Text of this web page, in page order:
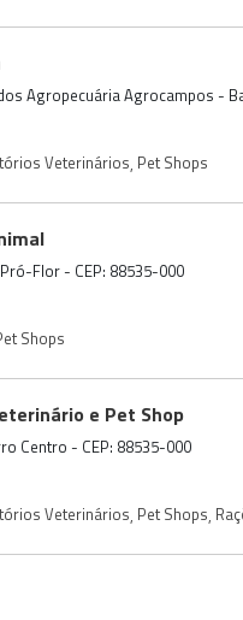
Agropecuária Agrocampos -
Veterinários, Pet Shops
Flor - CEP: 88535-000
Shops
e Pet Shop
Centro - CEP: 88535-000
Veterinários, Pet Shops,